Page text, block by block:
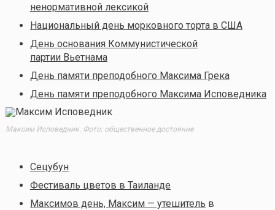
ненормативной лексикой
Национальный день морковного торта в США
День основания Коммунистической
партии Вьетнама
День памяти преподобного Максима Грека
День памяти преподобного Максима Исповедника
Максим Исповедник. Фото: общественное достояние
Сецубун
Фестиваль цветов в Таиланде
Максимов день, Максим — утешитель в